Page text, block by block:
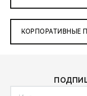
КОРПОРАТИВНЫЕ